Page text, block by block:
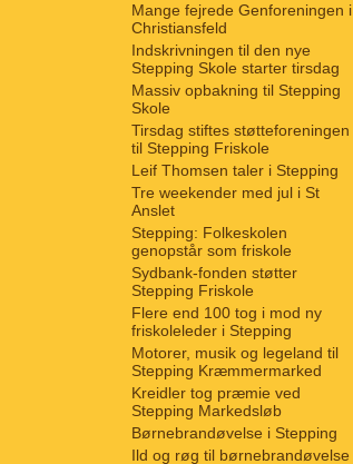
Mange fejrede Genforeningen i
Christiansfeld
Indskrivningen til den nye
Stepping Skole starter tirsdag
Massiv opbakning til Stepping
Skole
Tirsdag stiftes støtteforeningen
til Stepping Friskole
Leif Thomsen taler i Stepping
Tre weekender med jul i St
Anslet
Stepping: Folkeskolen
genopstår som friskole
Sydbank-fonden støtter
Stepping Friskole
Flere end 100 tog i mod ny
friskoleleder i Stepping
Motorer, musik og legeland til
Stepping Kræmmermarked
Kreidler tog præmie ved
Stepping Markedsløb
Børnebrandøvelse i Stepping
Ild og røg til børnebrandøvelse